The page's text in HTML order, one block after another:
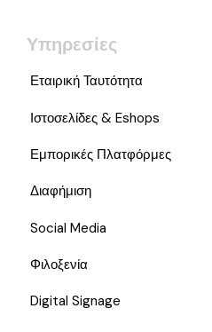
Υπηρεσίες
Εταιρική Ταυτότητα
Ιστοσελίδες & Eshops
Εμπορικές Πλατφόρμες
Διαφήμιση
Social Media
Φιλοξενία
Digital Signage